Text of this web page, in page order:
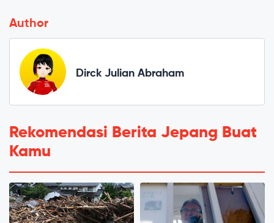
Author
Dirck Julian Abraham
Rekomendasi Berita Jepang Buat
Kamu